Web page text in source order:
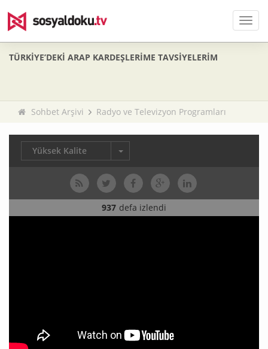
Menü
TÜRKİYE’DEKİ ARAP KARDEŞLERİME TAVSİYELERİM
Sohbet Arşivi Radyo ve Televizyon Programları
Yüksek Kalite
937 defa izlendi